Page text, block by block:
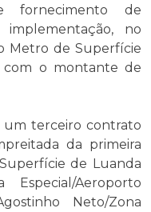
fornecimento de
no
Metro de Superfície
com o montante de
um terceiro contrato
da primeira
de Luanda
Aeroporto
Neto/Zona